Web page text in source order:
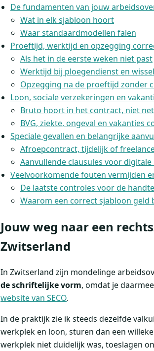
De fundamenten van jouw
Wat in elk sjabloon hoort
Waar standaardmodellen falen
Proeftijd, werktijd en opzegging
Als het in de eerste weken niet past
Werktijd bij ploegendienst en
Opzegging na de proeftijd zonder
Loon, sociale verzekeringen en
Bruto hoort in het contract, niet
BVG, ziekte, ongeval en vakanties
Speciale gevallen en belangrijke
Afroepcontract, tijdelijk of
Aanvullende clausules voor digitale
Veelvoorkomende fouten vermijden
De laatste controles voor de
Waarom een correct sjabloon geld
Jouw weg naar een
Zwitserland
In Zwitserland zijn mondelinge
de schriftelijke vorm, omdat je
website van SECO.
In de praktijk zie ik steeds dezelfde
werkplek en loon, sturen dan een
werkplek niet duidelijk was, toeslagen